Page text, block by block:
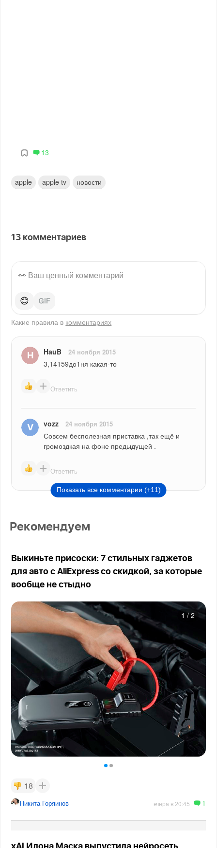
13
apple apple tv новости
13 комментариев
😊
Какие правила в комментариях
HauB 24 ноября 2015
3,14159до1ня какая-то
Ответить
vozz 24 ноября 2015
Совсем бесполезная приставка ,так ещё и
громоздкая на фоне предыдущей .
Ответить
Показать все комментарии (+11)
Рекомендуем
Выкиньте присоски: 7 стильных гаджетов
для авто с AliExpress со скидкой, за которые
вообще не стыдно
1 / 2
18
Никита Горяинов вчера в 20:45 1